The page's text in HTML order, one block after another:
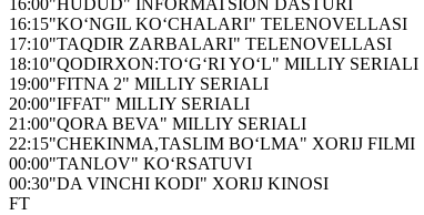
16:00"HUDUD" INFORMATSION DASTURI
16:15"KO‘NGIL KO‘CHALARI" TELENOVELLASI
17:10"TAQDIR ZARBALARI" TELENOVELLASI
18:10"QODIRXON:TO‘G‘RI YO‘L" MILLIY SERIALI
19:00"FITNA 2" MILLIY SERIALI
20:00"IFFAT" MILLIY SERIALI
21:00"QORA BEVA" MILLIY SERIALI
22:15"CHEKINMA,TASLIM BO‘LMA" XORIJ FILMI
00:00"TANLOV" KO‘RSATUVI
00:30"DA VINCHI KODI" XORIJ KINOSI
FT